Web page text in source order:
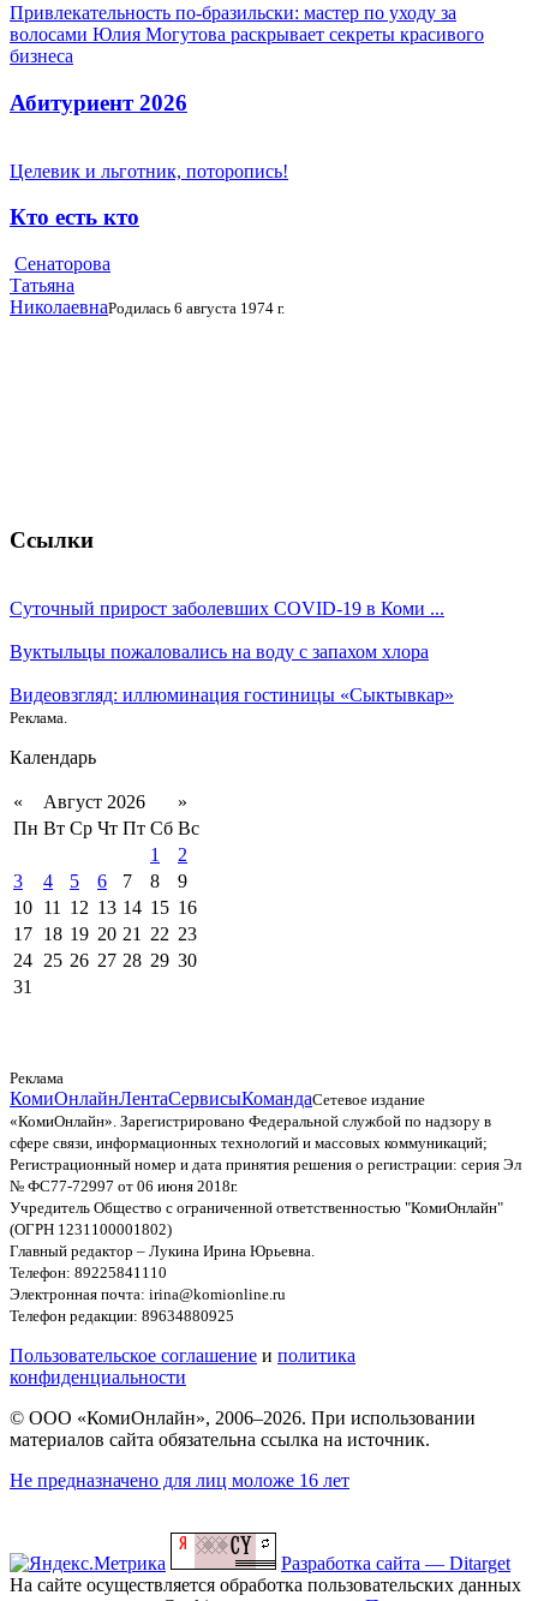
Привлекательность по-бразильски: мастер по уходу за
волосами Юлия Могутова раскрывает секреты красивого
бизнеса
Абитуриент 2026
Целевик и льготник, поторопись!
Кто есть кто
Сенаторова
Татьяна
НиколаевнаРодилась 6 августа 1974 г.
Ссылки
Суточный прирост заболевших COVID-19 в Коми ...
Вуктыльцы пожаловались на воду с запахом хлора
Видеовзгляд: иллюминация гостиницы «Сыктывкар»
Реклама.
Календарь
« Август 2026
»
Пн Вт Ср Чт Пт Сб Вс
1
2
3
4 5 6 7 8
9
10 11 12 13 14 15 16
17 18 19 20 21 22 23
24 25 26 27 28 29 30
31
Реклама
КомиОнлайнЛентаСервисыКомандаСетевое издание
«КомиОнлайн». Зарегистрировано Федеральной службой по надзору в
сфере связи, информационных технологий и массовых коммуникаций;
Регистрационный номер и дата принятия решения о регистрации: серия Эл
№ ФС77-72997 от 06 июня 2018г.
Учредитель Общество с ограниченной ответственностью "КомиОнлайн"
(ОГРН 1231100001802)
Главный редактор – Лукина Ирина Юрьевна.
Телефон: 89225841110
Электронная почта: irina@komionline.ru
Телефон редакции: 89634880925
Пользовательское соглашение и политика
конфиденциальности
© ООО «КомиОнлайн», 2006–2026. При использовании
материалов сайта обязательна ссылка на источник.
Не предназначено для лиц моложе 16 лет
Разработка сайта — Ditarget
На сайте осуществляется обработка пользовательских данных